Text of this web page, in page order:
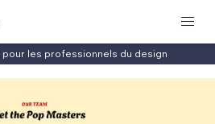
pour les professionnels du design